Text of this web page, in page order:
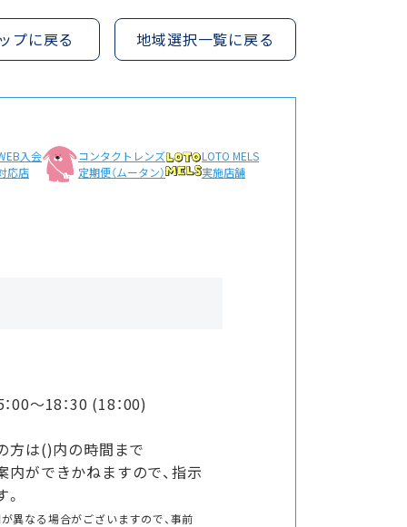
プに戻る 地域選択一覧に戻る
入会
応店
コンタクトレンズ
定期便（ムータン）
LOTO MELS
実施店舗
〜18：30 (18：00)
方は()内の時間まで
ができかねますので、指示
異なる場合がございますので、事前